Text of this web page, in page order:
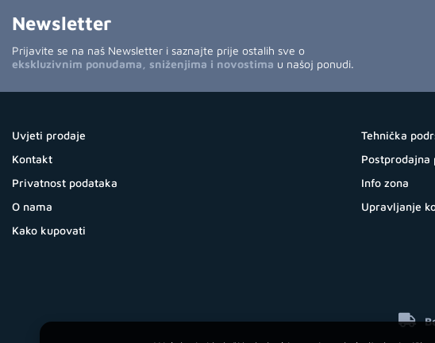
Newsletter
Prijavite se na naš Newsletter i saznajte prije ostalih sve o
ekskluzivnim ponudama, sniženjima i novostima u našoj ponudi.
Uvjeti prodaje
Kontakt
Privatnost podataka
O nama
Kako kupovati
Tehnička
Postprodajna
Info zona
Upravljanje